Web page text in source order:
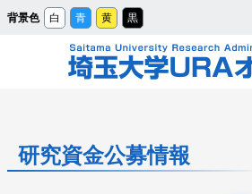
メ
イ
背景色 白 青 黄 黒
ス
研究資金公募情報